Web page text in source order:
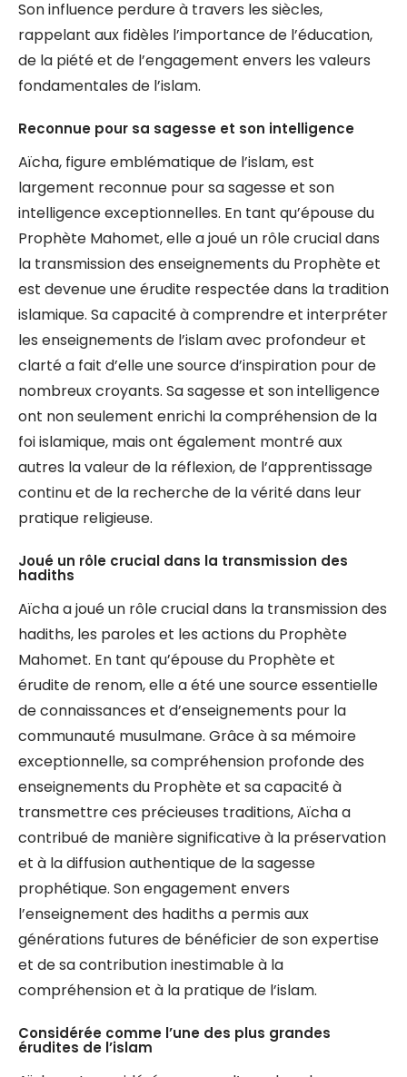
Son influence perdure à travers les siècles,
rappelant aux fidèles l’importance de l’éducation,
de la piété et de l’engagement envers les valeurs
fondamentales de l’islam.
Reconnue pour sa sagesse et son intelligence
Aïcha, figure emblématique de l’islam, est
largement reconnue pour sa sagesse et son
intelligence exceptionnelles. En tant qu’épouse du
Prophète Mahomet, elle a joué un rôle crucial dans
la transmission des enseignements du Prophète et
est devenue une érudite respectée dans la tradition
islamique. Sa capacité à comprendre et interpréter
les enseignements de l’islam avec profondeur et
clarté a fait d’elle une source d’inspiration pour de
nombreux croyants. Sa sagesse et son intelligence
ont non seulement enrichi la compréhension de la
foi islamique, mais ont également montré aux
autres la valeur de la réflexion, de l’apprentissage
continu et de la recherche de la vérité dans leur
pratique religieuse.
Joué un rôle crucial dans la transmission des
hadiths
Aïcha a joué un rôle crucial dans la transmission des
hadiths, les paroles et les actions du Prophète
Mahomet. En tant qu’épouse du Prophète et
érudite de renom, elle a été une source essentielle
de connaissances et d’enseignements pour la
communauté musulmane. Grâce à sa mémoire
exceptionnelle, sa compréhension profonde des
enseignements du Prophète et sa capacité à
transmettre ces précieuses traditions, Aïcha a
contribué de manière significative à la préservation
et à la diffusion authentique de la sagesse
prophétique. Son engagement envers
l’enseignement des hadiths a permis aux
générations futures de bénéficier de son expertise
et de sa contribution inestimable à la
compréhension et à la pratique de l’islam.
Considérée comme l’une des plus grandes
érudites de l’islam